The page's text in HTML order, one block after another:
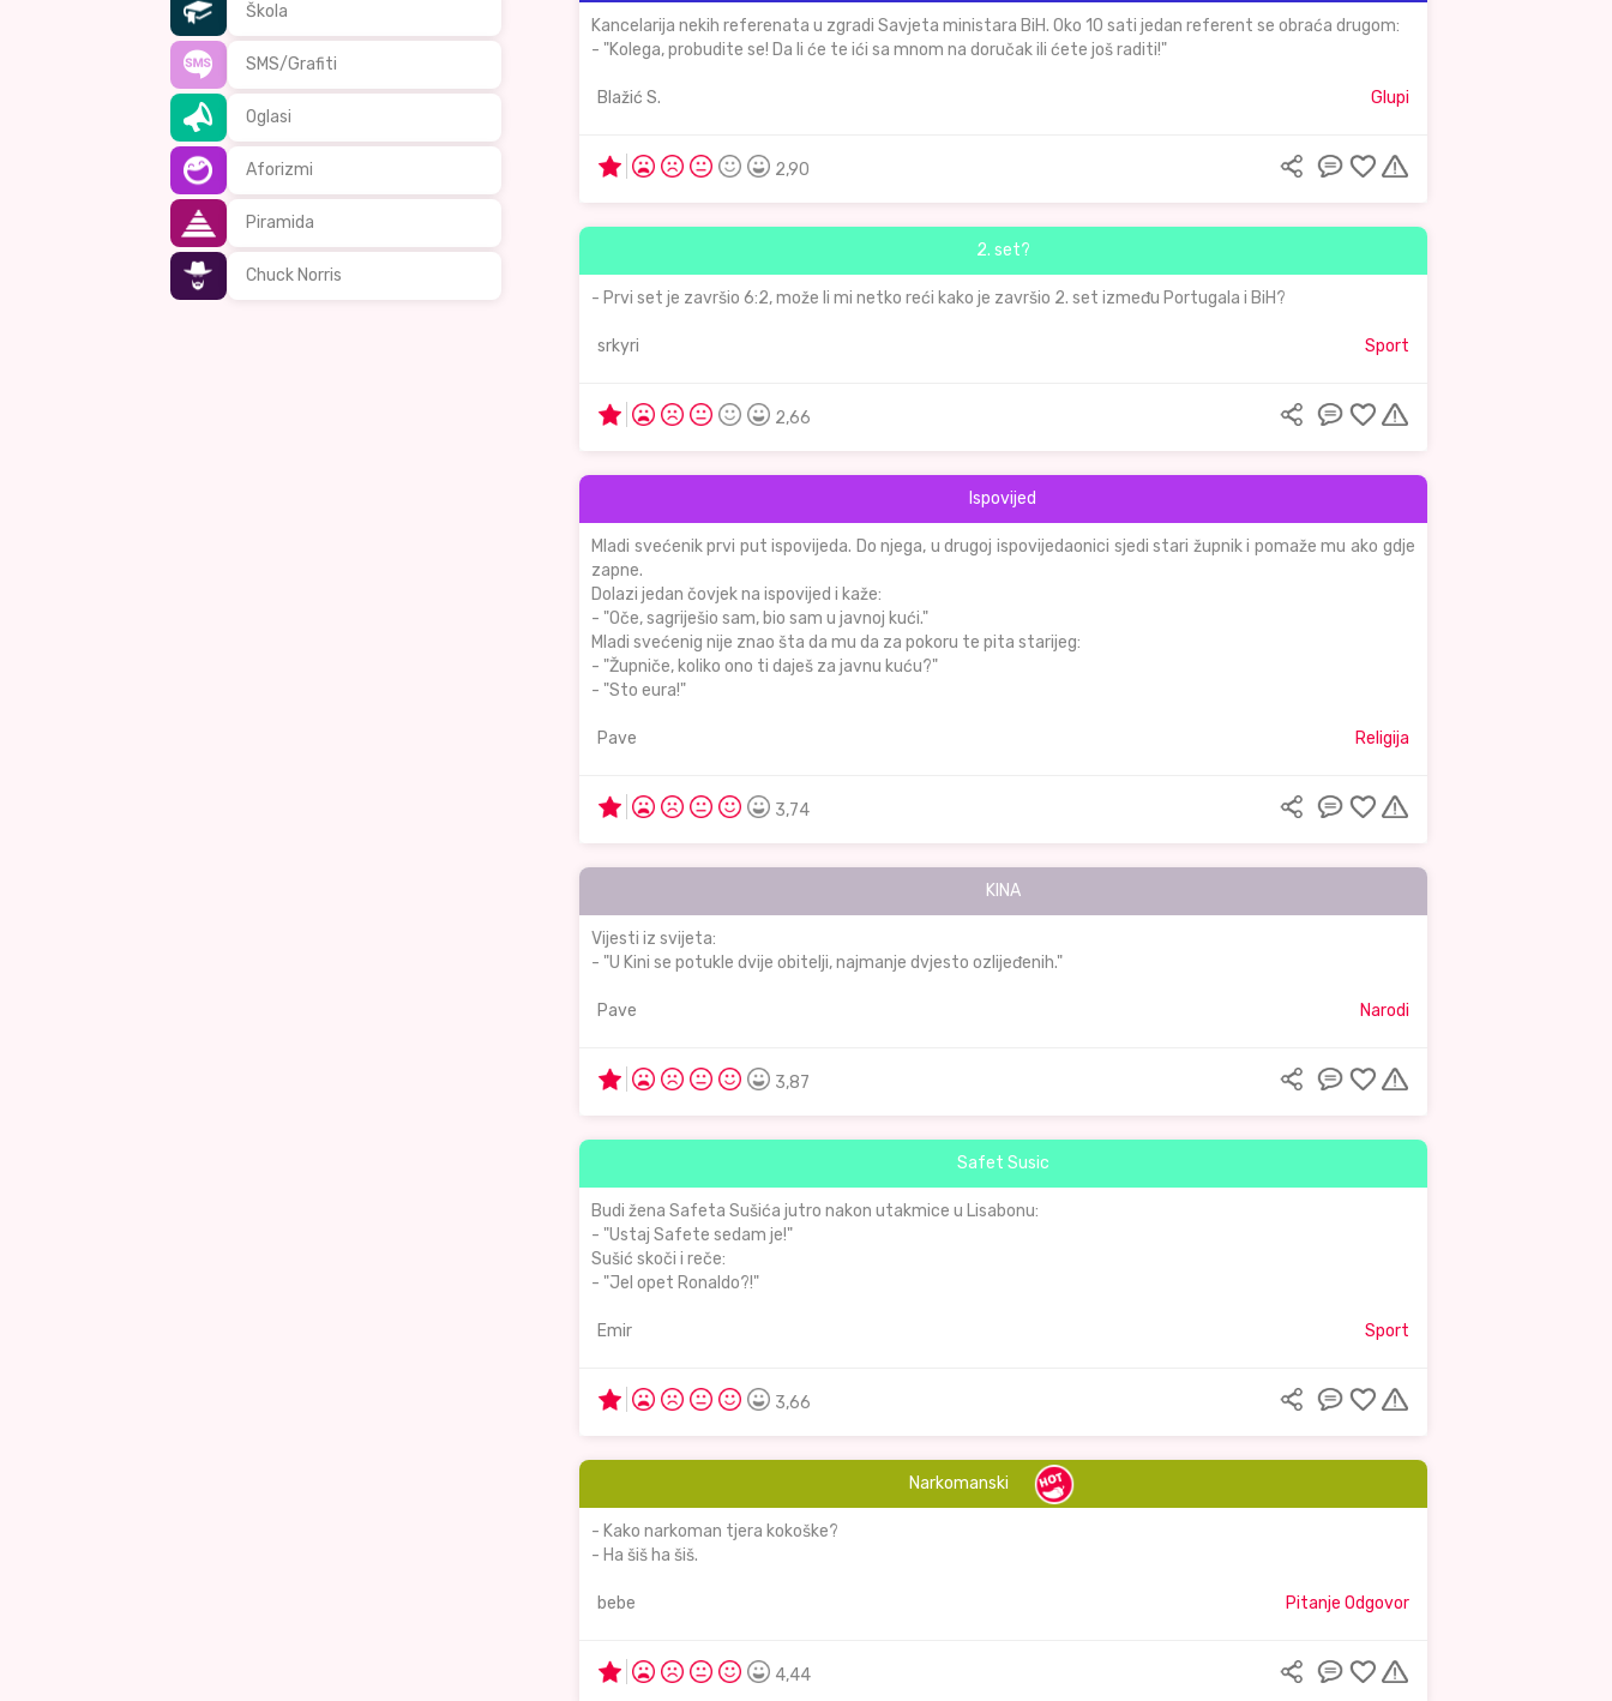
Škola
SMS/Grafiti
Oglasi
Aforizmi
Piramida
Chuck Norris
Kancelarija nekih referenata u zgradi Savjeta ministara BiH. Oko 10 sati jedan referent se obraća drugom:
- "Kolega, probudite se! Da li će te ići sa mnom na doručak ili ćete još raditi!"
Blažić S. Glupi
2,90
2. set?
- Prvi set je završio 6:2, može li mi netko reći kako je završio 2. set između Portugala i BiH?
srkyri Sport
2,66
Ispovijed
Mladi svećenik prvi put ispovijeda. Do njega, u drugoj ispovijedaonici sjedi stari župnik i pomaže mu ako gdje
zapne.
Dolazi jedan čovjek na ispovijed i kaže:
- "Oče, sagriješio sam, bio sam u javnoj kući."
Mladi svećenig nije znao šta da mu da za pokoru te pita starijeg:
- "Župniče, koliko ono ti daješ za javnu kuću?"
- "Sto eura!"
Pave Religija
3,74
KINA
Vijesti iz svijeta:
- "U Kini se potukle dvije obitelji, najmanje dvjesto ozlijeđenih."
Pave Narodi
3,87
Safet Susic
Budi žena Safeta Sušića jutro nakon utakmice u Lisabonu:
- "Ustaj Safete sedam je!"
Sušić skoči i reče:
- "Jel opet Ronaldo?!"
Emir Sport
3,66
Narkomanski
- Kako narkoman tjera kokoške?
- Ha šiš ha šiš.
bebe Pitanje Odgovor
4,44